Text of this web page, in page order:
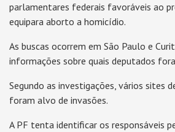
parlamentares federais favoráveis ao
equipara aborto a homicídio.
As buscas ocorrem em São Paulo e
informações sobre quais deputados
Segundo as investigações, vários sites
foram alvo de invasões.
A PF tenta identificar os responsáveis